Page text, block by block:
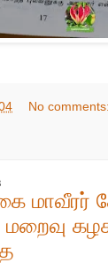
No comments:
மாவீரர்